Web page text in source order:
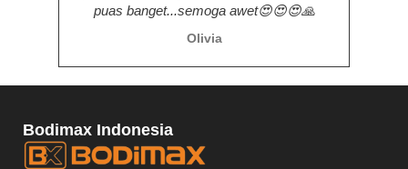
puas banget...semoga awet😍😍😍🙏
Olivia
Bodimax Indonesia